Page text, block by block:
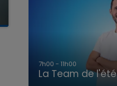
7h00 - 11h00
La Team de l'été